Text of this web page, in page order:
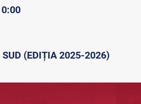
(EDIȚIA 2025-2026)